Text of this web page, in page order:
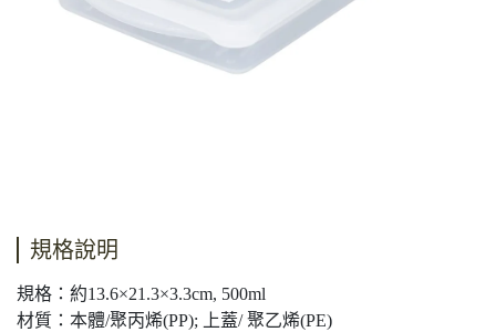
規格說明
規格：約13.6×21.3×3.3cm, 500ml
材質：本體/聚丙烯(PP); 上蓋/ 聚乙烯(PE)